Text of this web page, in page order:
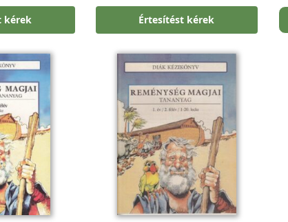
kérek Értesítést kérek